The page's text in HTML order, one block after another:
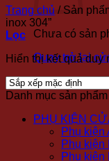
Chưa có sản
Quay trở lại
Trang chủ /Sản
inox 304”
Lọc
Hiển thị kết quả duy
Danh mục sản phẩm
PHỤ KIỆN
Phụ
Phụ
Phụ